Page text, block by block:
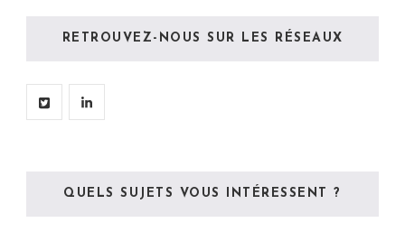
RETROUVEZ-NOUS SUR LES RÉSEAUX
QUELS SUJETS VOUS INTÉRESSENT ?